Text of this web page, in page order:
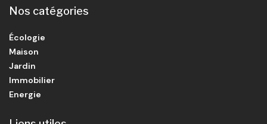
Nos catégories
Écologie
Maison
Jardin
Immobilier
Energie